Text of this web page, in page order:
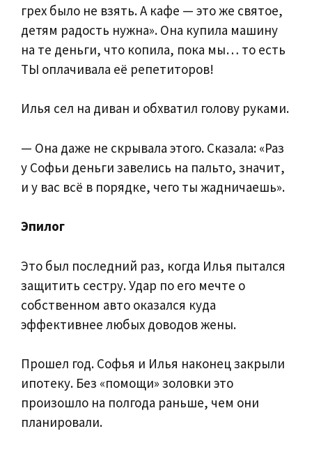
грех было не взять. А кафе — это же святое,
детям радость нужна». Она купила машину
на те деньги, что копила, пока мы… то есть
ТЫ оплачивала её репетиторов!
Илья сел на диван и обхватил голову руками.
— Она даже не скрывала этого. Сказала: «Раз
у Софьи деньги завелись на пальто, значит,
и у вас всё в порядке, чего ты жадничаешь».
Эпилог
Это был последний раз, когда Илья пытался
защитить сестру. Удар по его мечте о
собственном авто оказался куда
эффективнее любых доводов жены.
Прошел год. Софья и Илья наконец закрыли
ипотеку. Без «помощи» золовки это
произошло на полгода раньше, чем они
планировали.